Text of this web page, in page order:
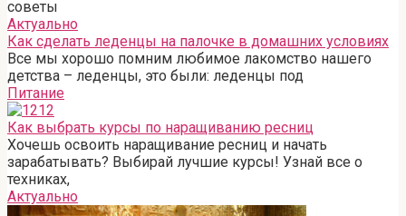
советы
Актуально
Как сделать леденцы на палочке в домашних условиях
Все мы хорошо помним любимое лакомство нашего
детства – леденцы, это были: леденцы под
Питание
Как выбрать курсы по наращиванию ресниц
Хочешь освоить наращивание ресниц и начать
зарабатывать? Выбирай лучшие курсы! Узнай все о
техниках,
Актуально